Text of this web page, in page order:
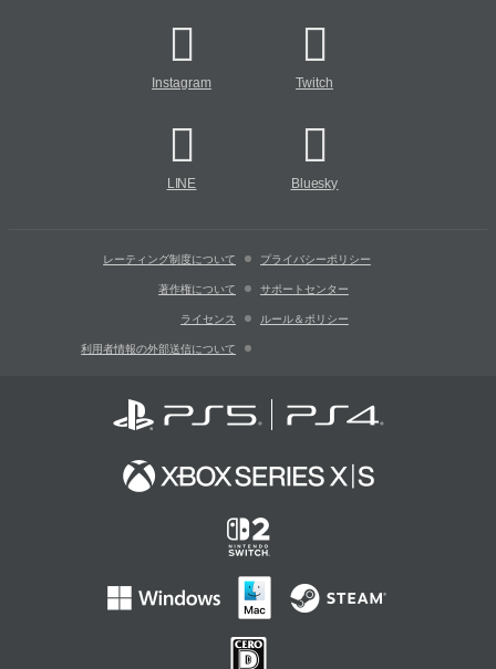
Instagram Twitch
LINE Bluesky
レーティング制度について プライバシーポリシー
著作権について サポートセンター
ライセンス ルール＆ポリシー
利用者情報の外部送信について